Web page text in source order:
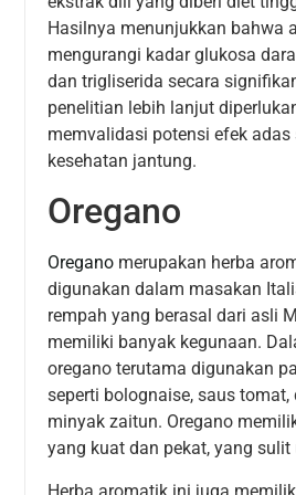
Hasilnya menunjukkan bahwa
mengurangi kadar glukosa
dan trigliserida secara
penelitian lebih lanjut
memvalidasi potensi efek
kesehatan jantung.
Oregano
Oregano merupakan herba
digunakan dalam masakan
rempah yang berasal dari asli
memiliki banyak kegunaan.
oregano terutama digunakan
seperti bolognaise, saus
minyak zaitun. Oregano
yang kuat dan pekat, yang
Herba aromatik ini juga